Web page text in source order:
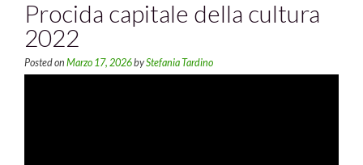
Procida capitale della cultura
2022
Posted on Marzo 17, 2026byStefania Tardino